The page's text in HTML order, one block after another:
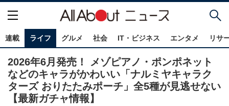
連載 ライフ グルメ 社会 IT・ビジネス エンタメ リサ
2026年6月発売！ メゾピアノ・ポンポネット
などのキャラがかわいい「ナルミヤキャラク
ターズ おりたたみポーチ」全5種が見逃せない
【最新ガチャ情報】